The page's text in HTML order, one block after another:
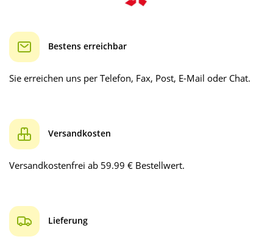
Bestens erreichbar
Sie erreichen uns per Telefon, Fax, Post, E-Mail oder Chat.
Versandkosten
Versandkostenfrei ab 59.99 € Bestellwert.
Lieferung